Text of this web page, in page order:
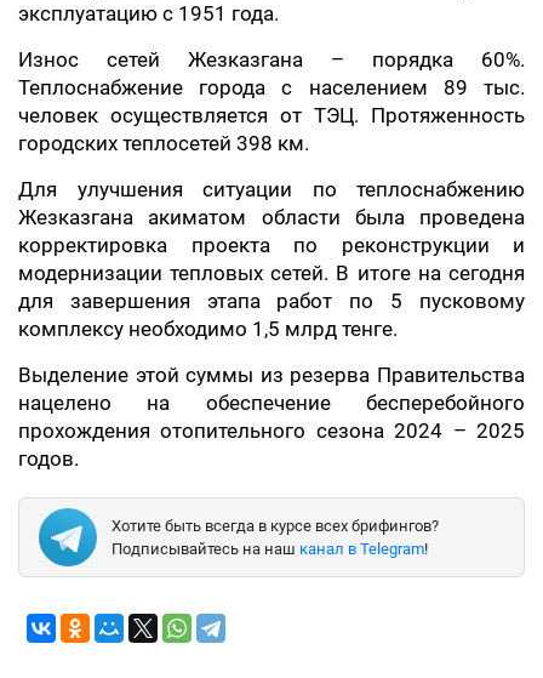
эксплуатацию с 1951 года.
Износ сетей Жезказгана – порядка 60%.
Теплоснабжение города с населением 89 тыс.
человек осуществляется от ТЭЦ. Протяженность
городских теплосетей 398 км.
Для улучшения ситуации по теплоснабжению
Жезказгана акиматом области была проведена
корректировка проекта по реконструкции и
модернизации тепловых сетей. В итоге на сегодня
для завершения этапа работ по 5 пусковому
комплексу необходимо 1,5 млрд тенге.
Выделение этой суммы из резерва Правительства
нацелено на обеспечение бесперебойного
прохождения отопительного сезона 2024 – 2025
годов.
Хотите быть всегда в курсе всех брифингов?
Подписывайтесь на наш канал в Telegram!